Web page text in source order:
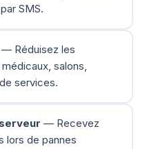
SMS.
— Réduisez les
salons,
services.
— Recevez
lors de pannes